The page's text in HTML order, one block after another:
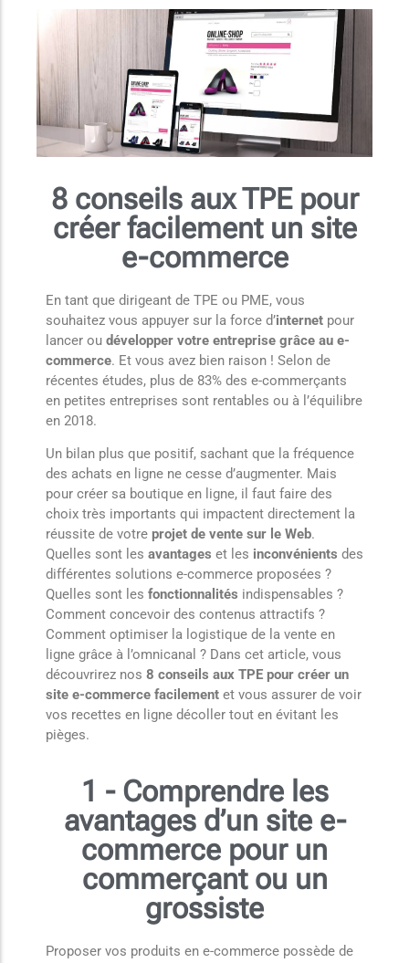
8 conseils aux TPE pour
créer facilement un site
e-commerce
En tant que dirigeant de TPE ou PME, vous
souhaitez vous appuyer sur la force d’internet pour
lancer ou développer votre entreprise grâce au e-
commerce. Et vous avez bien raison ! Selon de
récentes études, plus de 83% des e-commerçants
en petites entreprises sont rentables ou à l’équilibre
en 2018.
Un bilan plus que positif, sachant que la fréquence
des achats en ligne ne cesse d’augmenter. Mais
pour créer sa boutique en ligne, il faut faire des
choix très importants qui impactent directement la
réussite de votre projet de vente sur le Web.
Quelles sont les avantages et les inconvénients des
différentes solutions e-commerce proposées ?
Quelles sont les fonctionnalités indispensables ?
Comment concevoir des contenus attractifs ?
Comment optimiser la logistique de la vente en
ligne grâce à l’omnicanal ? Dans cet article, vous
découvrirez nos 8 conseils aux TPE pour créer un
site e-commerce facilement et vous assurer de voir
vos recettes en ligne décoller tout en évitant les
pièges.
1 - Comprendre les
avantages d’un site e-
commerce pour un
commerçant ou un
grossiste
Proposer vos produits en e-commerce possède de